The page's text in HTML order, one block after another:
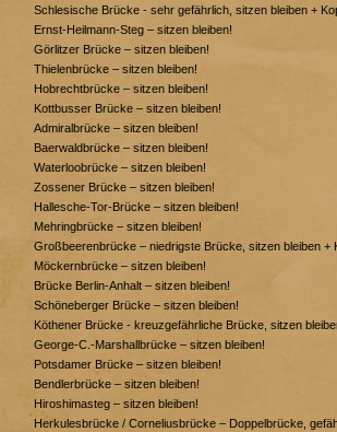
Schlesische Brücke - sehr gefährlich, sitzen bleiben +
Ernst-Heilmann-Steg – sitzen bleiben!
Görlitzer Brücke – sitzen bleiben!
Thielenbrücke – sitzen bleiben!
Hobrechtbrücke – sitzen bleiben!
Kottbusser Brücke – sitzen bleiben!
Admiralbrücke – sitzen bleiben!
Baerwaldbrücke – sitzen bleiben!
Waterloobrücke – sitzen bleiben!
Zossener Brücke – sitzen bleiben!
Hallesche-Tor-Brücke – sitzen bleiben!
Mehringbrücke – sitzen bleiben!
Großbeerenbrücke ­– niedrigste Brücke, sitzen bleiben +
Möckernbrücke – sitzen bleiben!
Brücke Berlin-Anhalt – sitzen bleiben!
Schöneberger Brücke – sitzen bleiben!
Köthener Brücke - kreuzgefährliche Brücke, sitzen
George-C.-Marshallbrücke – sitzen bleiben!
Potsdamer Brücke – sitzen bleiben!
Bendlerbrücke – sitzen bleiben!
Hiroshimasteg – sitzen bleiben!
Herkulesbrücke / Corneliusbrücke – Doppelbrücke,